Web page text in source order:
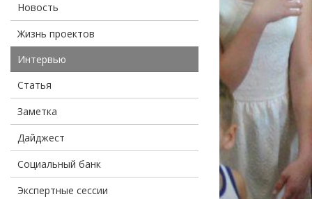
Новость
Жизнь проектов
Интервью
Статья
Заметка
Дайджест
Социальный банк
Экспертные сессии